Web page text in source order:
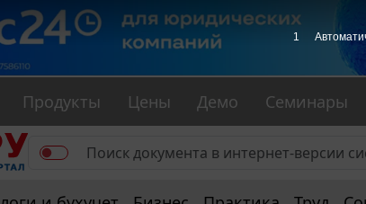
Продукты Цены Демо Семинары
1